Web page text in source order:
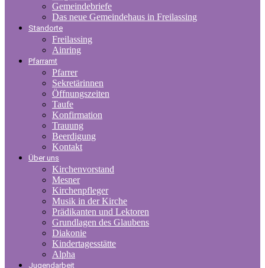
Gemeindebriefe
Das neue Gemeindehaus in Freilassing
Standorte
Freilassing
Ainring
Pfarramt
Pfarrer
Sekretärinnen
Öffnungszeiten
Taufe
Konfirmation
Trauung
Beerdigung
Kontakt
Über uns
Kirchenvorstand
Mesner
Kirchenpfleger
Musik in der Kirche
Prädikanten und Lektoren
Grundlagen des Glaubens
Diakonie
Kindertagesstätte
Alpha
Jugendarbeit